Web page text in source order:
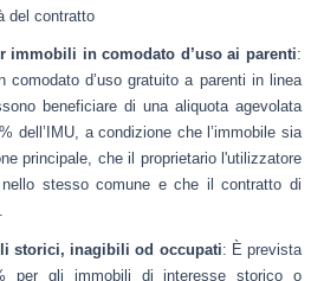
del contratto
immobili in comodato d’uso ai parenti:
comodato d’uso gratuito a parenti in linea
beneficiare di una aliquota agevolata
dell’IMU, a condizione che l’immobile sia
principale, che il proprietario l'utilizzatore
stesso comune e che il contratto di
storici, inagibili od occupati: È prevista
per gli immobili di interesse storico o